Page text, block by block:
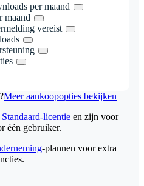
per maand
maand
vereist
Meer aankoopopties bekijken
licentie en zijn voor
één gebruiker.
-plannen voor extra